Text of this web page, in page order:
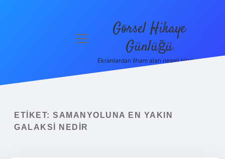
Yasal Uyarı
menüyü
Görsel Hikaye
Günlüğü
Ekranlardan ilham alan neşeli bilgiler!
ETIKET: SAMANYOLUNA EN YAKIN
GALAKSI NEDIR